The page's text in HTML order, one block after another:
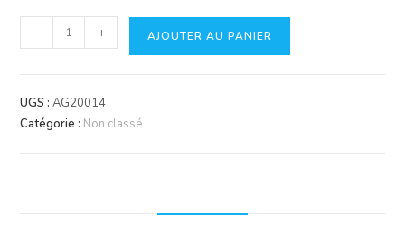
quantité
de
de
Sécurité
- + AJOUTER AU PANIER
UGS :AG20014
Catégorie : Non classé